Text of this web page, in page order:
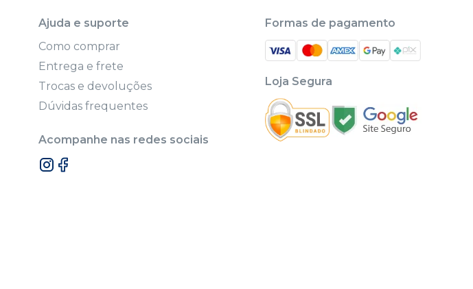
Ajuda e suporte
Como comprar
Entrega e frete
Trocas e devoluções
Dúvidas frequentes
Acompanhe nas redes sociais
Formas de pagamento
Loja Segura